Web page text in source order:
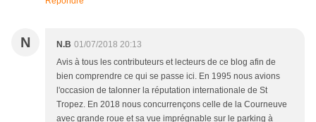
N N.B 01/07/2018 20:13
Avis à tous les contributeurs et lecteurs de ce blog afin de
bien comprendre ce qui se passe ici. En 1995 nous avions
l'occasion de talonner la réputation internationale de St
Tropez. En 2018 nous concurrençons celle de la Courneuve
avec grande roue et sa vue imprégnable sur le parking à